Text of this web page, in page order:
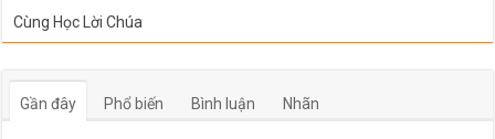
Cùng Học Lời Chúa
Gần đây Phổ biến Bình luận Nhãn